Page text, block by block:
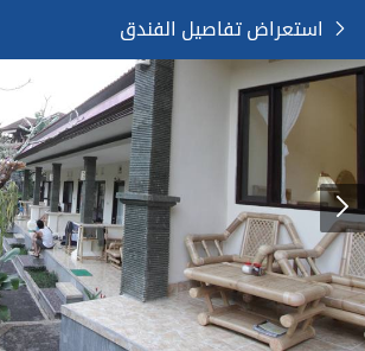
استعراض تفاصيل الفندق